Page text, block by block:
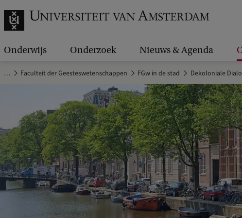
Onderwijs Onderzoek Nieuws & Agenda
… Faculteit der Geesteswetenschappen FGw in de stad Dekoloniale